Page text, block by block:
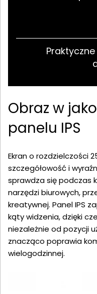
Obraz w
panelu IPS
Ekran o rozdzielczości
szczegółowość i
sprawdza się podczas
narzędzi biurowych,
kreatywnej. Panel IPS
kąty widzenia, dzięki
niezależnie od pozycji
znacząco poprawia
wielogodzinnej.